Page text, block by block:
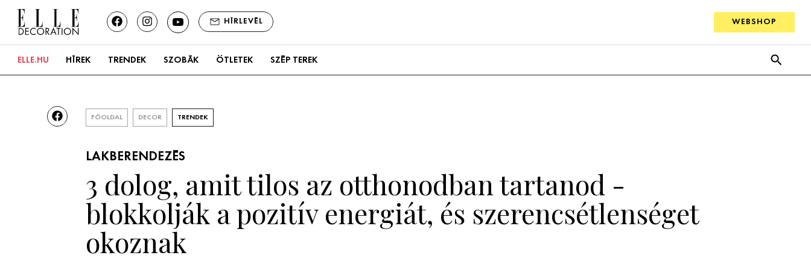
HÍRLEVÉL WEBSHOP
ELLE.HU HÍREK TRENDEK SZOBÁK
Fürdőszoba
Nappali
Hálószoba
Kert és terasz
ÖTLETEK SZÉP TEREK
FŐOLDAL DECOR TRENDEK
LAKBERENDEZÉS
3 dolog, amit tilos az otthonodban tartanod -
blokkolják a pozitív energiát, és szerencsétlenséget
okoznak